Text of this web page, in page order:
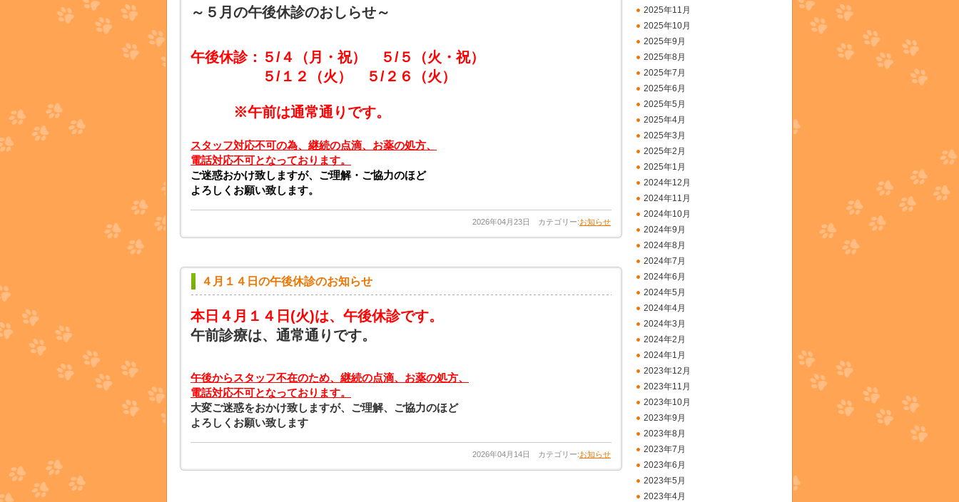
～５月の午後休診のおしらせ～
午後休診：５/４ （月・祝） ５/５
（火・祝）
５/１２（火） ５/２６（火）
※午前は通常通りです。
スタッフ対応不可の為、継続の点滴、お薬の処方、
電話対応不可となっております。
ご迷惑おかけ致しますが、ご理解・ご協力のほど
よろしくお願い致します。
2026年04月23日 カテゴリー:お知らせ
４月１４日の午後休診のお知らせ
本日４月１４日 (火)は、午後休診です。
午前診療は、通常通りです。
午後からスタッフ不在のため、継続の点滴、お薬の処方、
電話対応不可となっております。
大変ご迷惑をおかけ致しますが、ご理解、ご協力のほど
よろしくお願い致します
2026年04月14日 カテゴリー:お知らせ
2025年11月
2025年10月
2025年9月
2025年8月
2025年7月
2025年6月
2025年5月
2025年4月
2025年3月
2025年2月
2025年1月
2024年12月
2024年11月
2024年10月
2024年9月
2024年8月
2024年7月
2024年6月
2024年5月
2024年4月
2024年3月
2024年2月
2024年1月
2023年12月
2023年11月
2023年10月
2023年9月
2023年8月
2023年7月
2023年6月
2023年5月
2023年4月